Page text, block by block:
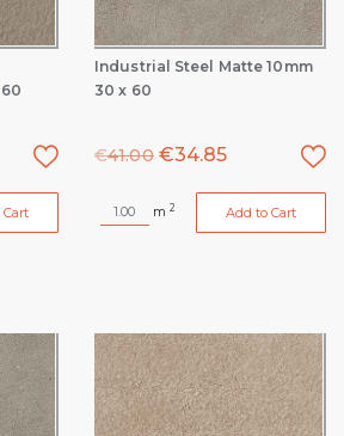
Industrial Steel Matte 10mm
30 x 60
€41.00 €34.85
m 2 Add to Cart